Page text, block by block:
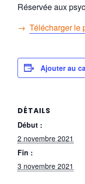
Réservée aux
→ Télécharger le
Ajouter au
DÉTAILS
Début :
2 novembre 2021
Fin :
3 novembre 2021